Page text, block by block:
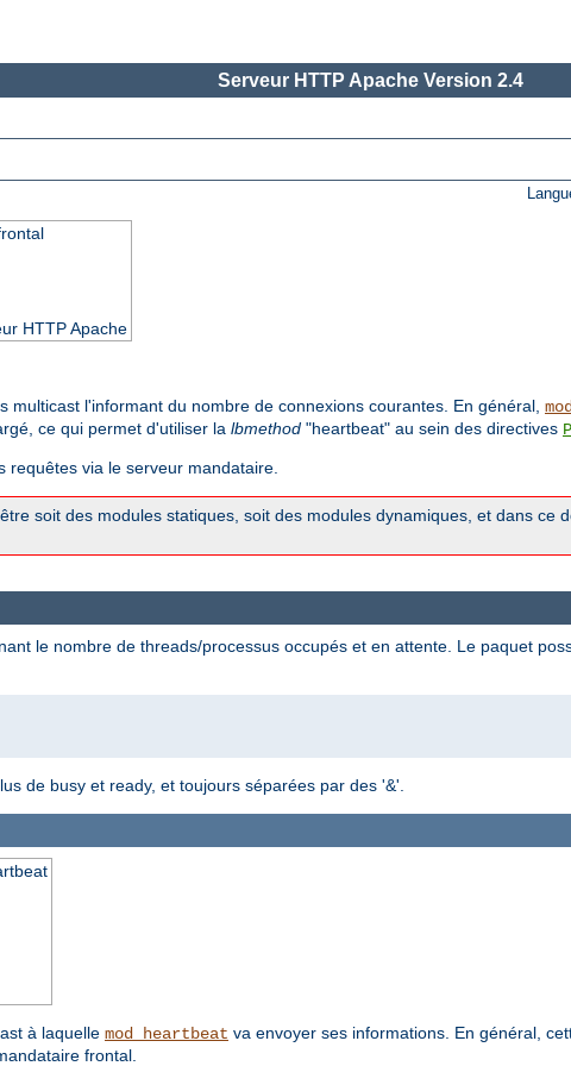
Serveur HTTP Apache Version 2.4
HTTP Apache
multicast l'informant du nombre de connexions courantes. En général,
ce qui permet d'utiliser la lbmethod "heartbeat" au sein des directives
requêtes via le serveur mandataire.
soit des modules statiques, soit des modules dynamiques, et dans ce
le nombre de threads/processus occupés et en attente. Le paquet
de busy et ready, et toujours séparées par des '&'.
à laquelle mod_heartbeat va envoyer ses informations. En général,
frontal.